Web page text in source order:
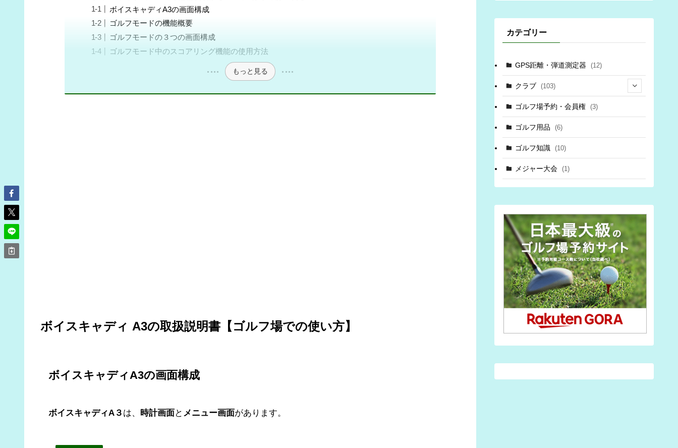
ボイスキャディA3の画面構成
ゴルフモードの機能概要
ゴルフモードの３つの画面構成
ゴルフモード中のスコアリング機能の使用方法
もっと見る
ボイスキャディ A3の取扱説明書【ゴルフ場での使い方】
ボイスキャディA3の画面構成
ボイスキャディA３ は、 時計画面と メニュー画面があります。
カテゴリー
GPS距離・弾道測定器 (12)
クラブ (103)
(34)
(69)
(3)
(3)
(7)
(7)
(1)
(2)
(28)
ゴルフ場予約・会員権 (3)
ゴルフ用品 (6)
ゴルフ知識 (10)
メジャー大会 (1)